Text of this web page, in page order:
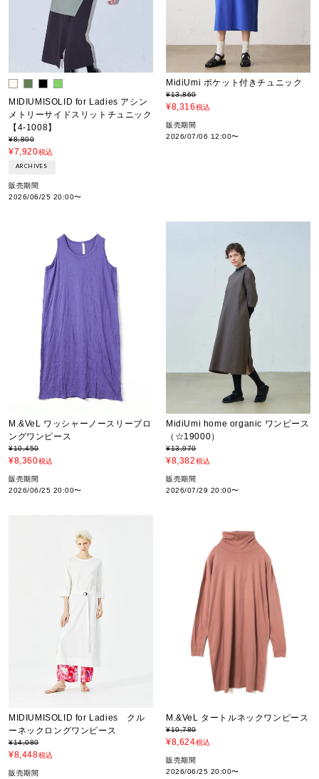
MIDIUMISOLID for Ladies アシン
メトリーサイドスリットチュニック
【4-1008】
¥8,800
¥7,920税込
ARCHIVES
販売期間
2026/06/25 20:00〜
MidiUmi ポケット付きチュニック
¥13,860
¥8,316税込
販売期間
2026/07/06 12:00〜
M.&VeL ワッシャーノースリーブロ
ングワンピース
¥10,450
¥8,360税込
販売期間
2026/06/25 20:00〜
MidiUmi home organic ワンピース
（☆19000）
¥13,970
¥8,382税込
販売期間
2026/07/29 20:00〜
MIDIUMISOLID for Ladies クル
ーネックロングワンピース
¥14,080
¥8,448税込
販売期間
M.&VeL タートルネックワンピース
¥10,780
¥8,624税込
販売期間
2026/06/25 20:00〜